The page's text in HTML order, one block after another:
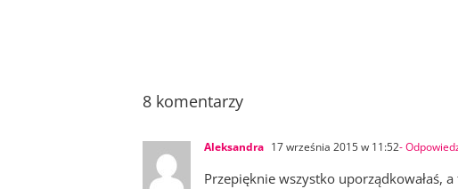
8 komentarzy
Aleksandra 17 września 2015 w 11:52-
Przepięknie wszystko uporządkowałaś,